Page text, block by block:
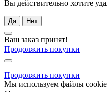
Вы действительно хотите
Да Нет
Ваш заказ принят!
Продолжить покупки
Продолжить покупки
Мы используем файлы cookie